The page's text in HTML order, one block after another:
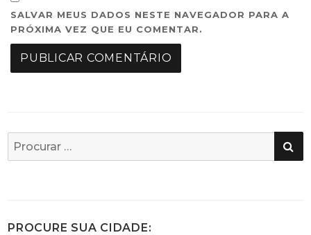
SALVAR MEUS DADOS NESTE NAVEGADOR PARA A
PRÓXIMA VEZ QUE EU COMENTAR.
Busca
por:
PROCURE SUA CIDADE: